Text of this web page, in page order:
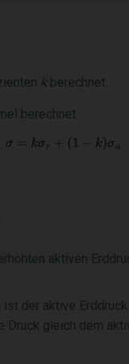
k berechnet.
berechnet:
aktiven
ist der aktive
gleich dem